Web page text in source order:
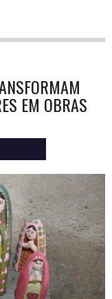
EM OBRAS